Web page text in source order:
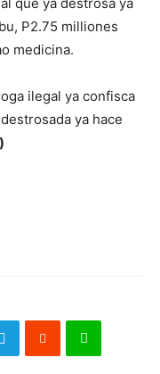
P2.75 milliones
medicina.
ilegal ya confisca
ya hace